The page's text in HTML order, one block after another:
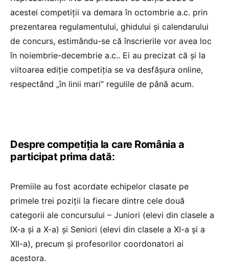
acestei competiții va demara în octombrie a.c. prin
prezentarea regulamentului, ghidului și calendarului
de concurs, estimându-se că înscrierile vor avea loc
în noiembrie-decembrie a.c.. Ei au precizat că și la
viitoarea ediție competiția se va desfășura online,
respectând „în linii mari” regulile de până acum.
Despre competiția la care România a
participat prima dată:
Premiile au fost acordate echipelor clasate pe
primele trei poziții la fiecare dintre cele două
categorii ale concursului – Juniori (elevi din clasele a
IX-a și a X-a) și Seniori (elevi din clasele a XI-a și a
XII-a), precum și profesorilor coordonatori ai
acestora.